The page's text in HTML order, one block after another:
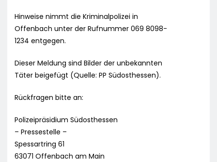
Hinweise nimmt die Kriminalpolizei in
Offenbach unter der Rufnummer 069 8098-
1234 entgegen.
Dieser Meldung sind Bilder der unbekannten
Täter beigefügt (Quelle: PP Südosthessen).
Rückfragen bitte an:
Polizeipräsidium Südosthessen
– Pressestelle –
Spessartring 61
63071 Offenbach am Main